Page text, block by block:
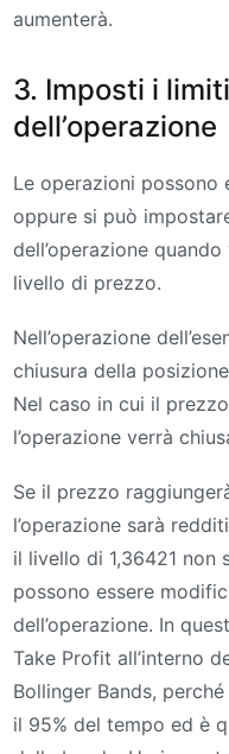
aumenterà.
3. Imposti i
dell’operazione
Le operazioni possono
oppure si può
dell’operazione
livello di prezzo.
Nell’operazione
chiusura della
Nel caso in cui il
l’operazione verrà
Se il prezzo
l’operazione sarà
il livello di 1,36421 non
possono essere
dell’operazione. In
Take Profit all’interno
Bollinger Bands,
il 95% del tempo ed è